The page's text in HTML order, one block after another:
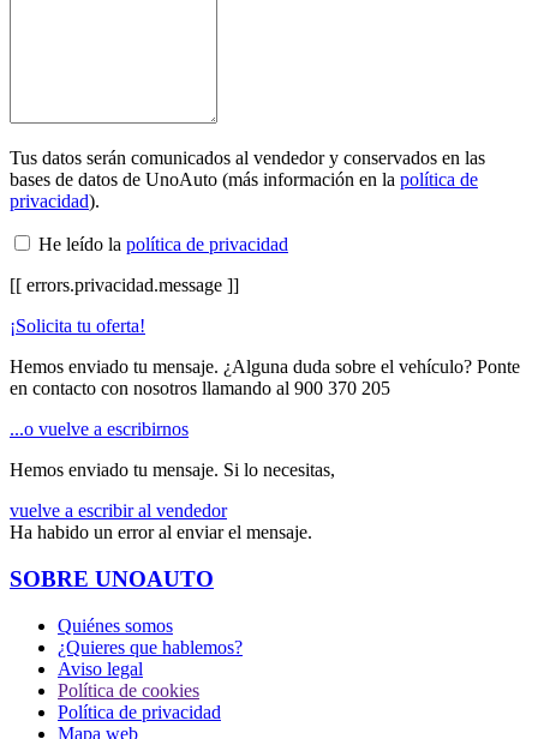
Tus datos serán comunicados al vendedor y conservados en las
bases de datos de UnoAuto (más información en la política de
privacidad).
He leído la política de privacidad
[[ errors.privacidad.message ]]
¡Solicita tu oferta!
Hemos enviado tu mensaje. ¿Alguna duda sobre el vehículo? Ponte
en contacto con nosotros llamando al 900 370 205
...o vuelve a escribirnos
Hemos enviado tu mensaje. Si lo necesitas,
vuelve a escribir al vendedor
Ha habido un error al enviar el mensaje.
SOBRE UNOAUTO
Quiénes somos
¿Quieres que hablemos?
Aviso legal
Política de cookies
Política de privacidad
Mapa web